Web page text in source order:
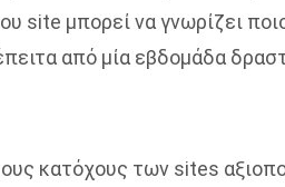
site μπορεί να γνωρίζει
από μία εβδομάδα
κατόχους των sites